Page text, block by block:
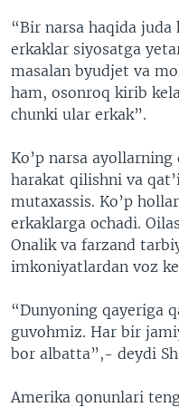
“Bir narsa haqida
erkaklar siyosatga
masalan byudjet va
ham, osonroq kirib
chunki ular erkak”.
Ko’p narsa
harakat qilishni va
mutaxassis. Ko’p
erkaklarga ochadi.
Onalik va farzand
imkoniyatlardan voz
“Dunyoning qayeriga
guvohmiz. Har bir
bor albatta”,- deydi
Amerika qonunlari